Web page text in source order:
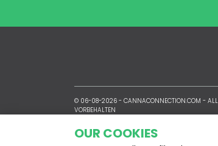
© 06-08-2026 - CANNACONNECTION.COM -
VORBEHALTEN
OUR COOKIES